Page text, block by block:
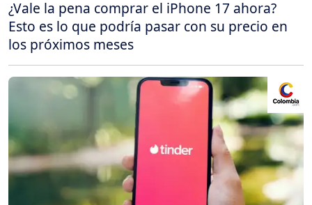
¿Vale la pena comprar el iPhone 17 ahora?
Esto es lo que podría pasar con su precio en
los próximos meses